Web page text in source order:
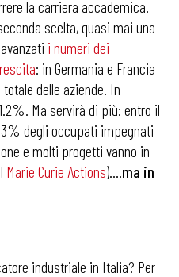
la carriera accademica.
scelta, quasi mai una
i numeri dei
: in Germania e Francia
delle aziende. In
Ma servirà di più: entro il
3% degli occupati impegnati
e molti progetti vanno in
Marie Curie Actions).…ma in
industriale in Italia? Per